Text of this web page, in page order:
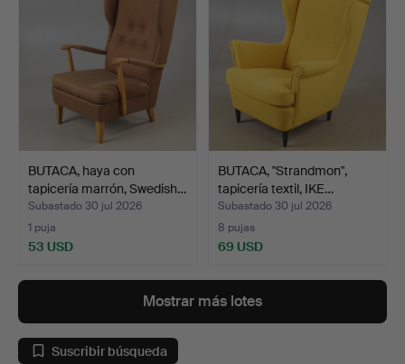
BUTACA, haya con
tapicería marrón, Swedish…
Subastado 30 jul 2026
1 puja
53 USD
BUTACA, "Strandmon",
tapicería textil, IKE…
Subastado 30 jul 2026
8 pujas
69 USD
Mostrar más lotes
Suscribir búsqueda